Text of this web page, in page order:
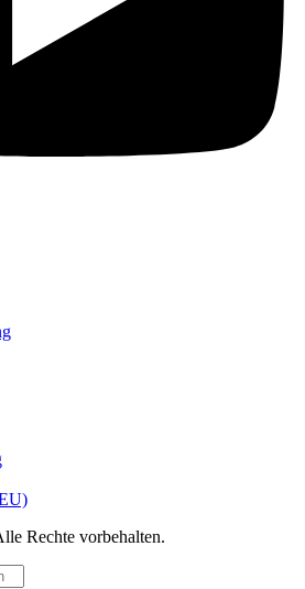
Rechte vorbehalten.